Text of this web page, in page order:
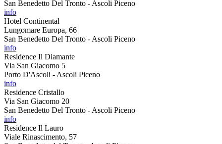
San Benedetto Del Tronto - Ascoli Piceno
info
Hotel Continental
Lungomare Europa, 66
San Benedetto Del Tronto - Ascoli Piceno
info
Residence Il Diamante
Via San Giacomo 5
Porto D'Ascoli - Ascoli Piceno
info
Residence Cristallo
Via San Giacomo 20
San Benedetto Del Tronto - Ascoli Piceno
info
Residence Il Lauro
Viale Rinascimento, 57